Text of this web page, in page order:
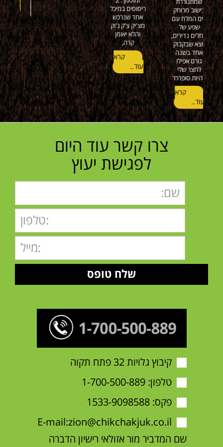
נהדר ישר כח
וכל הכבוד
קרא
עוד..